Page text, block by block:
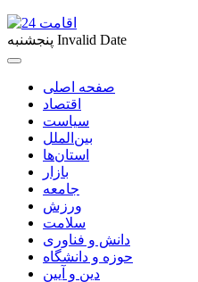
پنجشنبه Invalid Date
صفحه اصلی
اقتصاد
سیاست
بین‌الملل
استان‌ها
بازار
جامعه
ورزش
سلامت
دانش و فناوری
حوزه و دانشگاه
دین و آیین